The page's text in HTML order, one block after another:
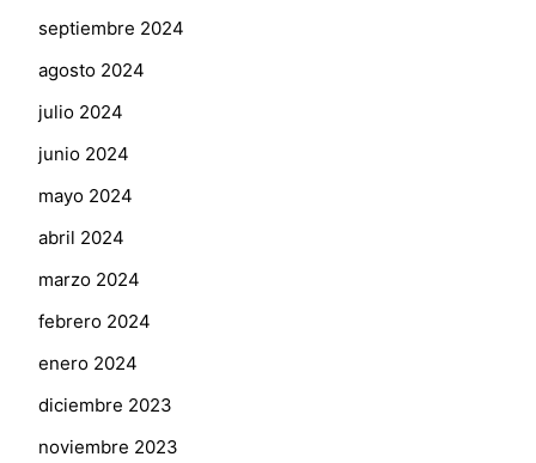
septiembre 2024
agosto 2024
julio 2024
junio 2024
mayo 2024
abril 2024
marzo 2024
febrero 2024
enero 2024
diciembre 2023
noviembre 2023